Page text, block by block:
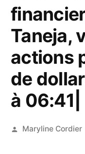
Taneja,
actions
de
à
Publié
Maryline Cordier